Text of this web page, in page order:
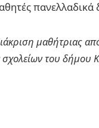
πανελλαδικά
μαθήτριας
σχολείων του